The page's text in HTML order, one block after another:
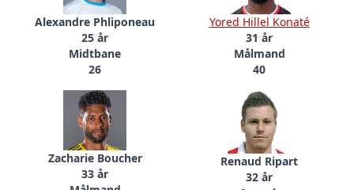
Alexandre Phliponeau
25 år
Midtbane
26
Yored Hillel Konaté
31 år
Målmand
40
Zacharie Boucher
33 år
Renaud Ripart
32 år